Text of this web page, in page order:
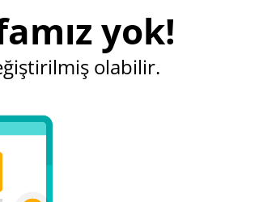
yok!
olabilir.